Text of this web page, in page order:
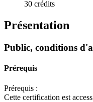
30 crédits
Présentation
Public, conditions
Prérequis
Prérequis :
Cette certification est